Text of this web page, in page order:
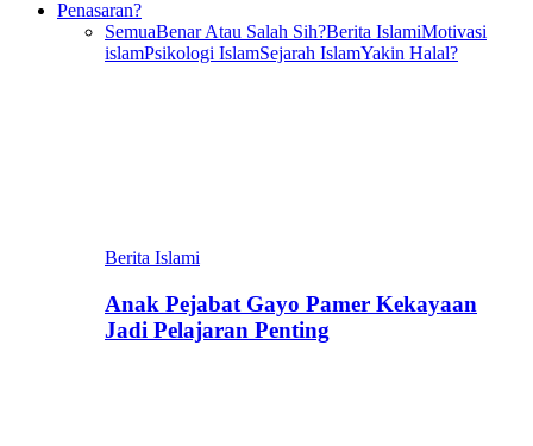
Penasaran?
SemuaBenar Atau Salah Sih?Berita IslamiMotivasi
islamPsikologi IslamSejarah IslamYakin Halal?
Berita Islami
Anak Pejabat Gayo Pamer Kekayaan
Jadi Pelajaran Penting